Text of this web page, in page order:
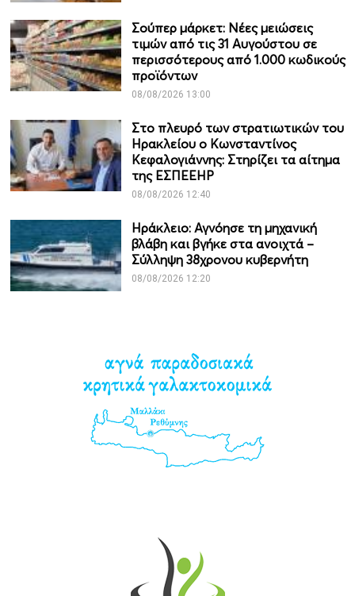
Σούπερ μάρκετ: Νέες μειώσεις
τιμών από τις 31 Αυγούστου σε
περισσότερους από 1.000 κωδικούς
προϊόντων
08/08/2026 13:00
Στο πλευρό των στρατιωτικών του
Ηρακλείου ο Κωνσταντίνος
Κεφαλογιάννης: Στηρίζει τα αίτημα
της ΕΣΠΕΕΗΡ
08/08/2026 12:40
Ηράκλειο: Αγνόησε τη μηχανική
βλάβη και βγήκε στα ανοιχτά –
Σύλληψη 38χρονου κυβερνήτη
08/08/2026 12:20